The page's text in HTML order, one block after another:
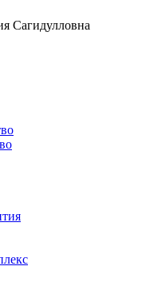
Сагидулловна